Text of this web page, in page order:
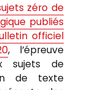
zéro de
publiés
officiel
, l’épreuve
sujets de
de texte